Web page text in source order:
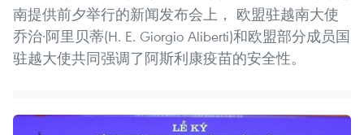
南提供前夕举行的新闻发布会上， 欧盟驻越南大使
乔治·阿里贝蒂(H. E. Giorgio Aliberti)和欧盟部分成员国
驻越大使共同强调了阿斯利康疫苗的安全性。